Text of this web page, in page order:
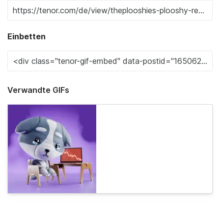
Einbetten
Verwandte GIFs